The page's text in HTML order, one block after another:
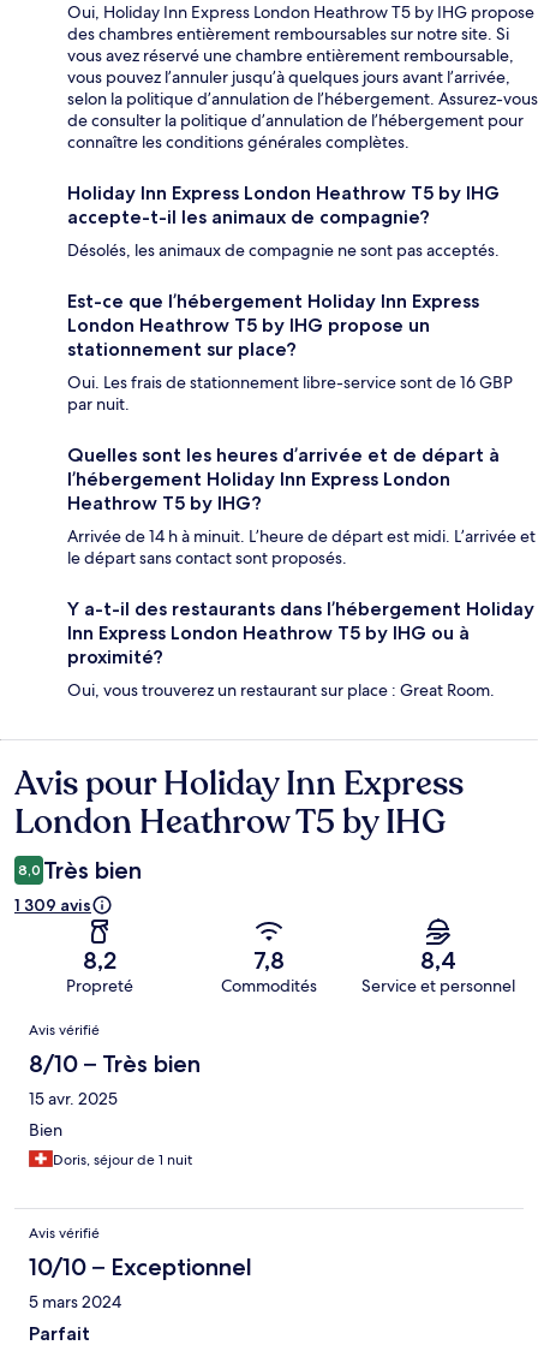
Oui, Holiday Inn Express London Heathrow T5 by IHG propose
des chambres entièrement remboursables sur notre site. Si
vous avez réservé une chambre entièrement remboursable,
vous pouvez l’annuler jusqu’à quelques jours avant l’arrivée,
selon la politique d’annulation de l’hébergement. Assurez-vous
de consulter la politique d’annulation de l’hébergement pour
connaître les conditions générales complètes.
Holiday Inn Express London Heathrow T5 by IHG
accepte-t-il les animaux de compagnie?
Désolés, les animaux de compagnie ne sont pas acceptés.
Est-ce que l’hébergement Holiday Inn Express
London Heathrow T5 by IHG propose un
stationnement sur place?
Oui. Les frais de stationnement libre-service sont de 16 GBP
par nuit.
Quelles sont les heures d’arrivée et de départ à
l’hébergement Holiday Inn Express London
Heathrow T5 by IHG?
Arrivée de 14 h à minuit. L’heure de départ est midi. L’arrivée et
le départ sans contact sont proposés.
Y a-t-il des restaurants dans l’hébergement Holiday
Inn Express London Heathrow T5 by IHG ou à
proximité?
Oui, vous trouverez un restaurant sur place : Great Room.
Avis
Avis pour Holiday Inn Express
London Heathrow T5 by IHG
8,0 Très bien
1 309 avis
8,2
Propreté
7,8
Commodités
8,4
Service et personnel
Avis
Avis vérifié
8/10 – Très bien
15 avr. 2025
Bien
Doris, séjour de 1 nuit
Avis vérifié
10/10 – Exceptionnel
5 mars 2024
Parfait